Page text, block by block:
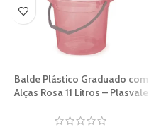
Balde Plástico Graduado com
Alças Rosa 11 Litros – Plasvale